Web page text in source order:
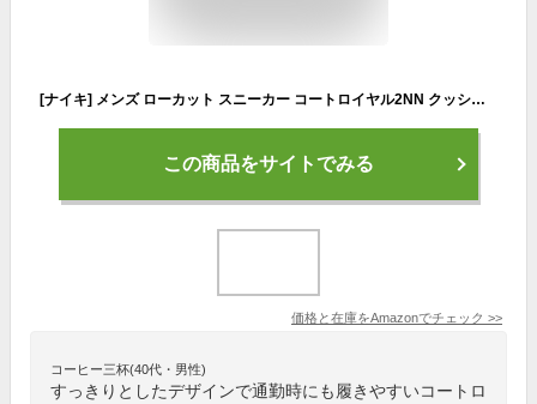
[ナイキ] メンズ ローカット スニーカー コートロイヤル2NN クッション性 カジュアル デイリー スポーツ ウォーキング COURT ROYALE 2 NN DH3160 ブラック/ホワイト 28.0cm
この商品をサイトでみる
価格と在庫をAmazonでチェック >>
コーヒー三杯(40代・男性)
すっきりとしたデザインで通勤時にも履きやすいコートロ